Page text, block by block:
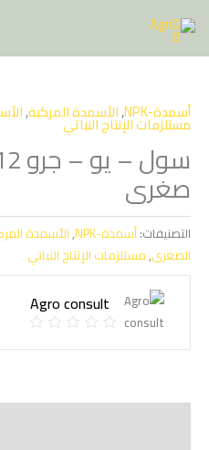
إلى
المحتوى
أسمدة-NPK ,الأسمدة المركبة,
مستلزمات الإنتاج النباتي
صغرى
التصنيفات:أسمدة-NPK ,الأسمدة
الصغرى,مستلزمات الإنتاج النباتي
Agro consult